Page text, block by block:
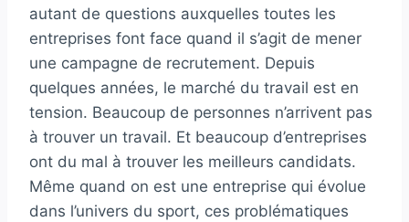
autant de questions auxquelles toutes les
entreprises font face quand il s’agit de mener
une campagne de recrutement. Depuis
quelques années, le marché du travail est en
tension. Beaucoup de personnes n’arrivent pas
à trouver un travail. Et beaucoup d’entreprises
ont du mal à trouver les meilleurs candidats.
Même quand on est une entreprise qui évolue
dans l’univers du sport, ces problématiques